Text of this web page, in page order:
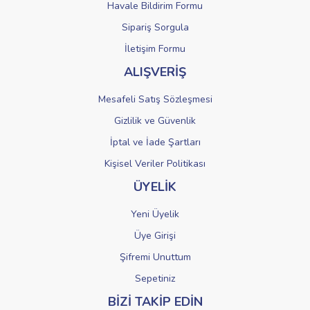
Gönder
Havale Bildirim Formu
Sipariş Sorgula
İletişim Formu
ALIŞVERİŞ
Mesafeli Satış Sözleşmesi
Gizlilik ve Güvenlik
İptal ve İade Şartları
Kişisel Veriler Politikası
ÜYELİK
Yeni Üyelik
Üye Girişi
Şifremi Unuttum
Sepetiniz
BİZİ TAKİP EDİN